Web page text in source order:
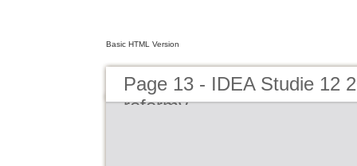
Basic HTML Version
Page 13 - IDEA Studie 12
reformy